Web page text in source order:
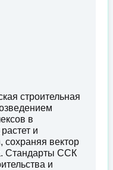
строительная
в
и
сохраняя вектор
Стандарты ССК
и